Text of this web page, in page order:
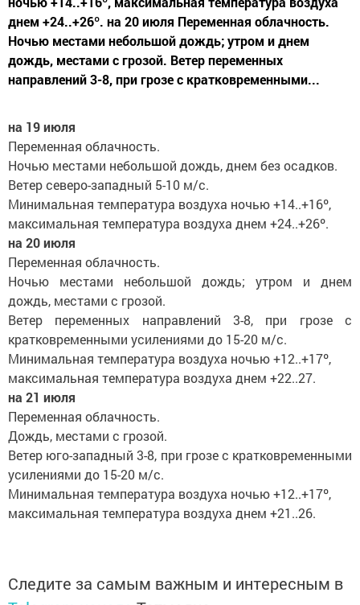
днем +24..+26º. на 20 июля Переменная облачность.
Ночью местами небольшой дождь; утром и днем
дождь, местами с грозой. Ветер переменных
направлений 3-8, при грозе с кратковременными...
на 19 июля
Переменная облачность.
Ночью местами небольшой дождь, днем без осадков.
Ветер северо-западный 5-10 м/с.
Минимальная температура воздуха ночью +14..+16º,
максимальная температура воздуха днем +24..+26º.
на 20 июля
Переменная облачность.
Ночью местами небольшой дождь; утром и днем
дождь, местами с грозой.
Ветер переменных направлений 3-8, при грозе с
кратковременными усилениями до 15-20 м/с.
Минимальная температура воздуха ночью +12..+17º,
максимальная температура воздуха днем +22..27.
на 21 июля
Переменная облачность.
Дождь, местами с грозой.
Ветер юго-западный 3-8, при грозе с кратковременными
усилениями до 15-20 м/с.
Минимальная температура воздуха ночью +12..+17º,
максимальная температура воздуха днем +21..26.
Следите за самым важным и интересным в